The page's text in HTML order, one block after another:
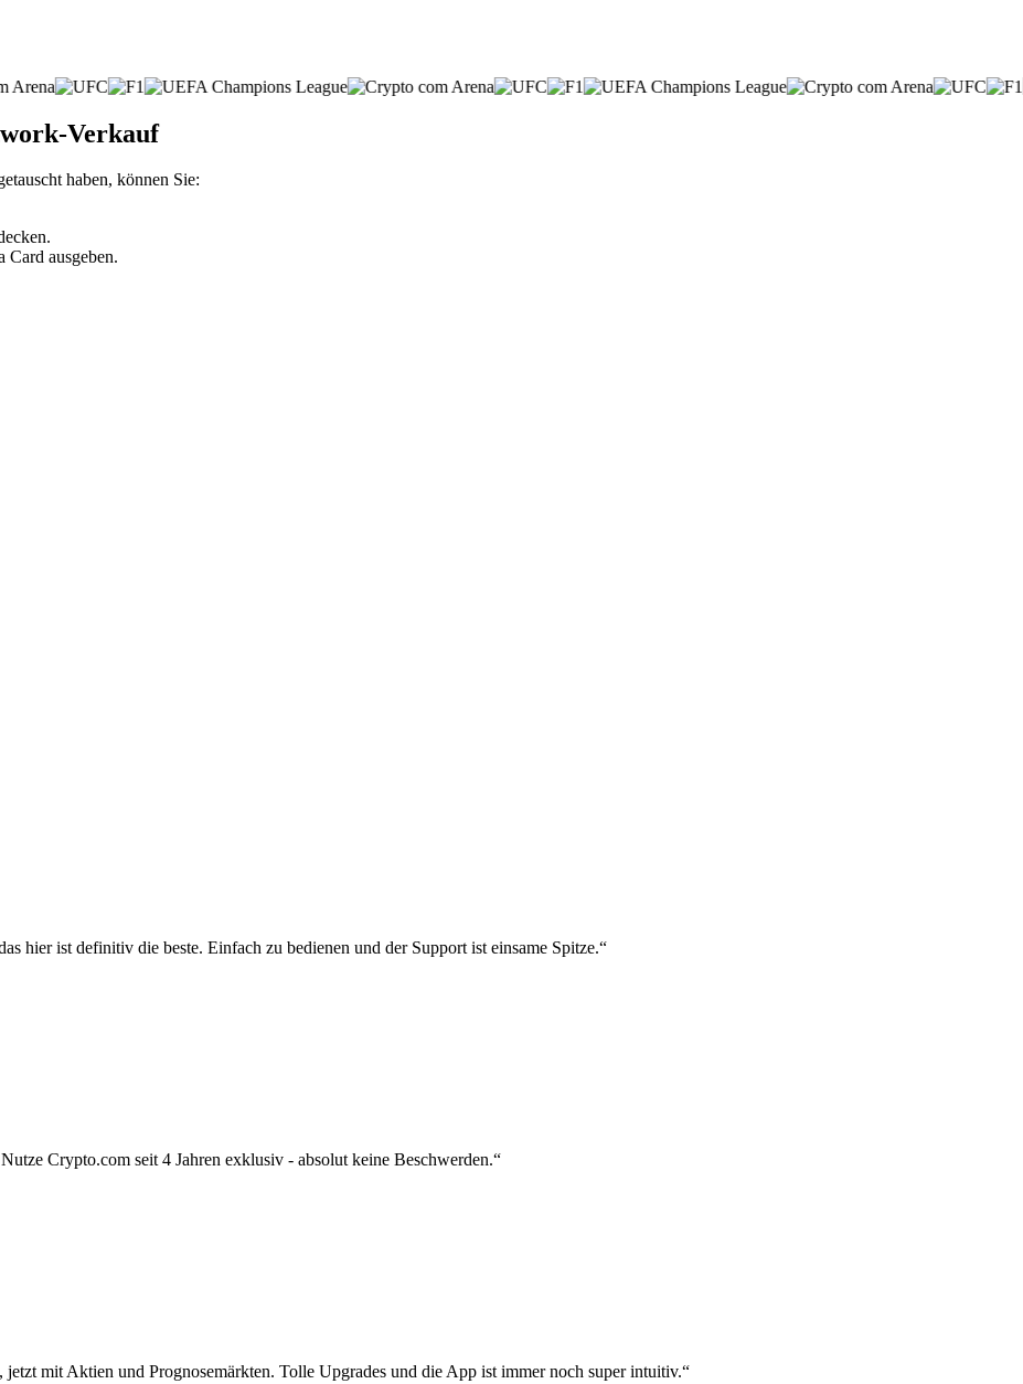
Verkauf
haben, können Sie:
ausgeben.
hier ist definitiv die beste. Einfach zu bedienen und der Support ist einsame Spitze.“
Crypto.com seit 4 Jahren exklusiv - absolut keine Beschwerden.“
mit Aktien und Prognosemärkten. Tolle Upgrades und die App ist immer noch super intuitiv.“